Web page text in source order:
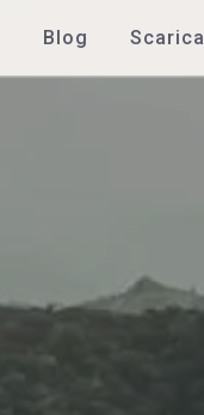
Blog Scarica